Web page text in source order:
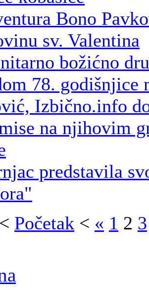
Bono
sv. Valentina
božićno
78. godišnjice
Izbično.info
na njihovim
predstavila
Početak < « 1 2 3